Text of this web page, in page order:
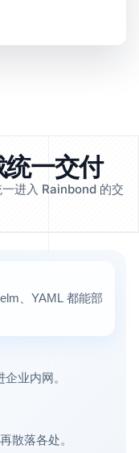
一交付
进入 Rainbond 的交
、YAML 都能部
业内网。
散落各处。